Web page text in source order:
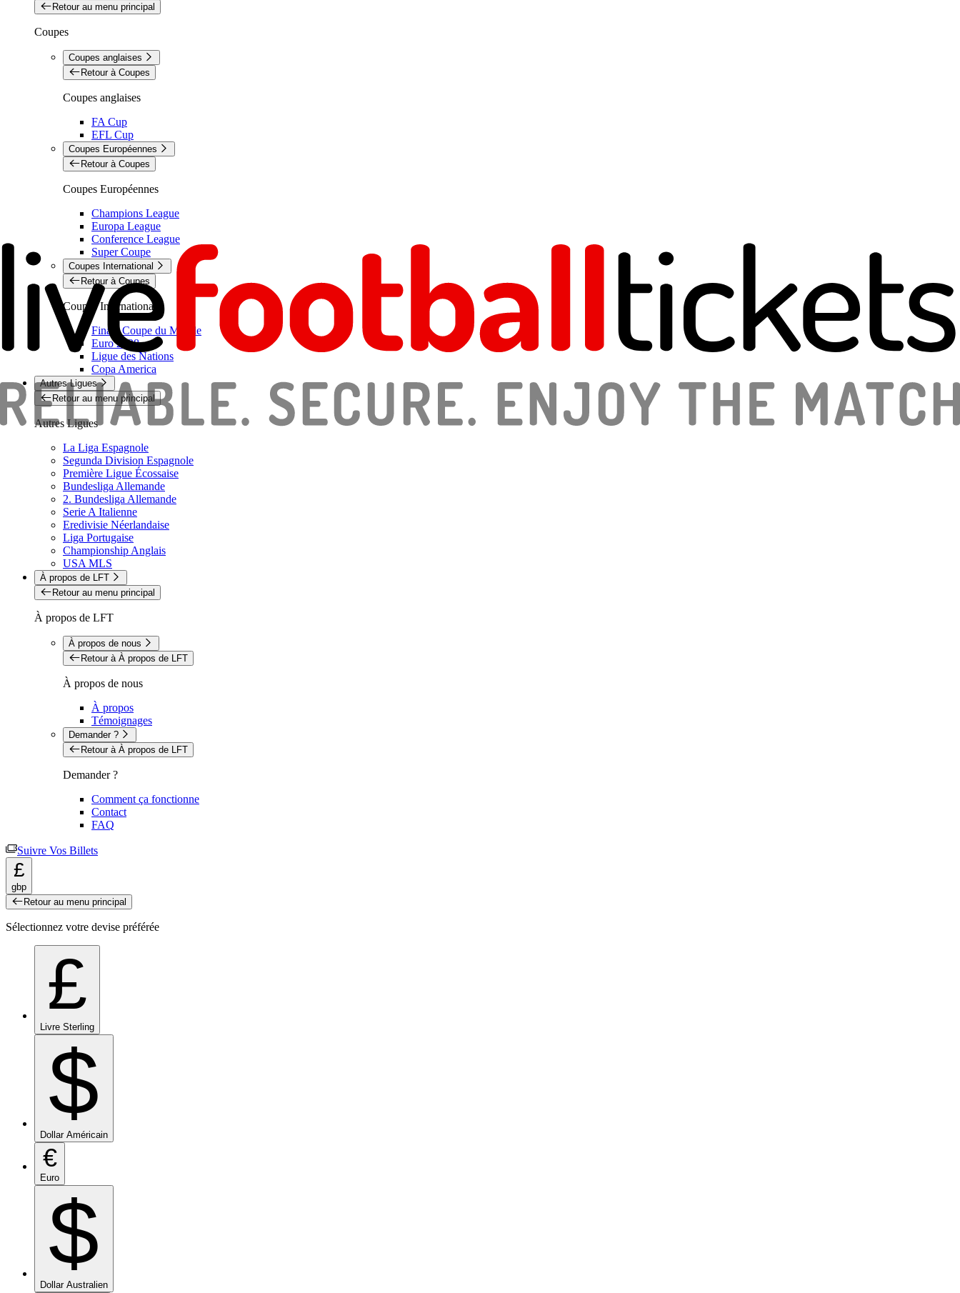
Retour au menu principal
Coupes
Coupes anglaises
Retour à Coupes
Coupes anglaises
FA Cup
EFL Cup
Coupes Européennes
Retour à Coupes
Coupes Européennes
Champions League
Europa League
Conference League
Super Coupe
Coupes International
Retour à Coupes
Coupes International
Finale Coupe du Monde
Euro 2028
Ligue des Nations
Copa America
Autres Ligues
Retour au menu principal
Autres Ligues
La Liga Espagnole
Segunda Division Espagnole
Première Ligue Écossaise
Bundesliga Allemande
2. Bundesliga Allemande
Serie A Italienne
Eredivisie Néerlandaise
Liga Portugaise
Championship Anglais
USA MLS
À propos de LFT
Retour au menu principal
À propos de LFT
À propos de nous
Retour à À propos de LFT
À propos de nous
À propos
Témoignages
Demander ?
Retour à À propos de LFT
Demander ?
Comment ça fonctionne
Contact
FAQ
Suivre Vos Billets
£
gbp
Retour au menu principal
Sélectionnez votre devise préférée
£
Livre Sterling
$
Dollar Américain
€
Euro
$
Dollar Australien